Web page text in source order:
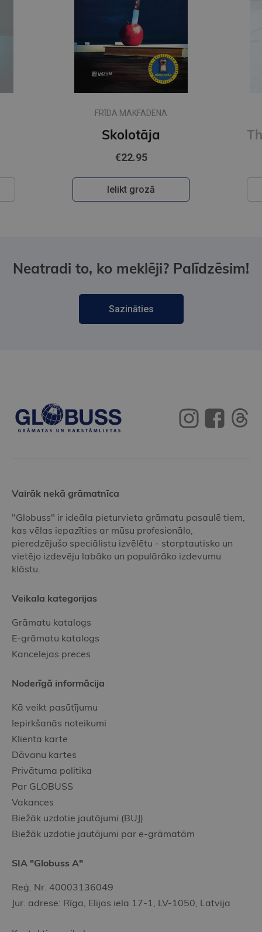
FRĪDA MAKFADENA
Skolotāja
€22.95
Ielikt grozā
Neatradi to, ko meklēji? Palīdzēsim!
Sazināties
Vairāk nekā grāmatnīca
"Globuss" ir ideāla pieturvieta grāmatu pasaulē tiem,
kas vēlas iepazīties ar mūsu profesionālo,
pieredzējušo speciālistu izvēlētu - starptautisko un
vietējo izdevēju labāko un populārāko izdevumu
klāstu.
Veikala kategorijas
Grāmatu katalogs
E-grāmatu katalogs
Kancelejas preces
Noderīgā informācija
Kā veikt pasūtījumu
Iepirkšanās noteikumi
Klienta karte
Dāvanu kartes
Privātuma politika
Par GLOBUSS
Vakances
Biežāk uzdotie jautājumi (BUJ)
Biežāk uzdotie jautājumi par e-grāmatām
SIA "Globuss A"
Reģ. Nr. 40003136049
Jur. adrese: Rīga, Elijas iela 17-1, LV-1050, Latvija